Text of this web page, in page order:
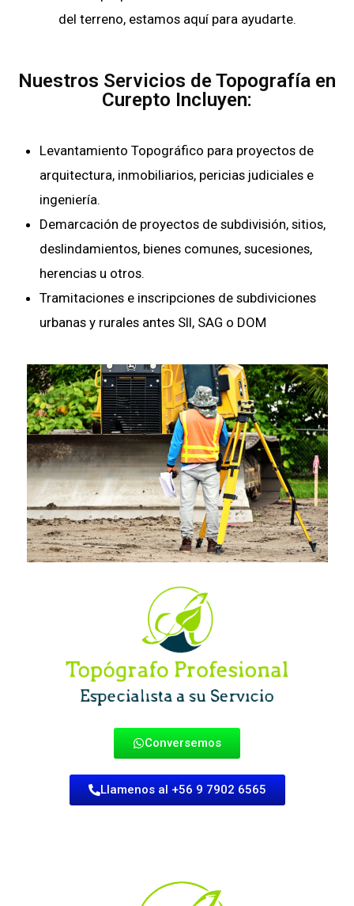
del terreno, estamos aquí para ayudarte.
Nuestros Servicios de Topografía en
Curepto Incluyen:
Levantamiento Topográfico para proyectos de
arquitectura, inmobiliarios, pericias judiciales e
ingeniería.
Demarcación de proyectos de subdivisión, sitios,
deslindamientos, bienes comunes, sucesiones,
herencias u otros.
Tramitaciones e inscripciones de subdiviciones
urbanas y rurales antes SII, SAG o DOM
Conversemos
Llamenos al +56 9 7902 6565